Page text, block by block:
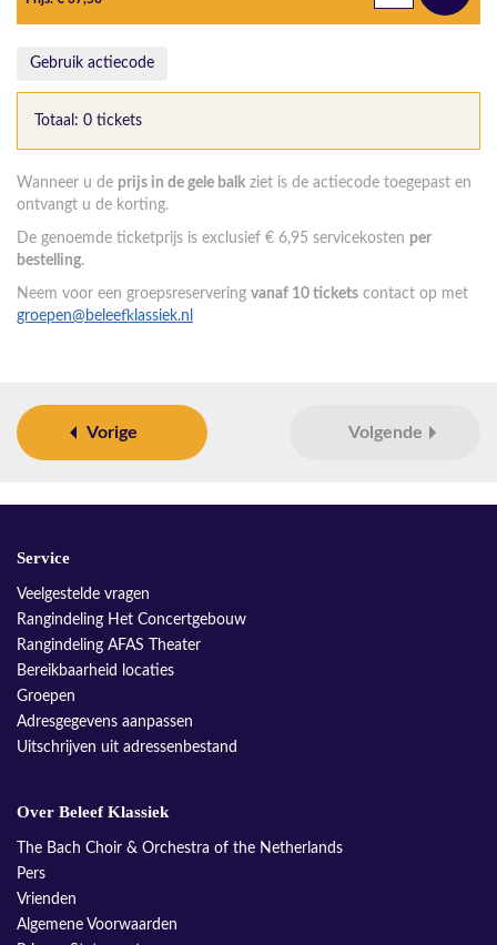
Gebruik actiecode
Totaal: 0 tickets
Wanneer u de prijs in de gele balk ziet is de actiecode toegepast en
ontvangt u de korting.
De genoemde ticketprijs is exclusief € 6,95 servicekosten per
bestelling.
Neem voor een groepsreservering vanaf 10 tickets contact op met
groepen@beleefklassiek.nl
Vorige Volgende
Service
Veelgestelde vragen
Rangindeling Het Concertgebouw
Rangindeling AFAS Theater
Bereikbaarheid locaties
Groepen
Adresgegevens aanpassen
Uitschrijven uit adressenbestand
Over Beleef Klassiek
The Bach Choir & Orchestra of the Netherlands
Pers
Vrienden
Algemene Voorwaarden